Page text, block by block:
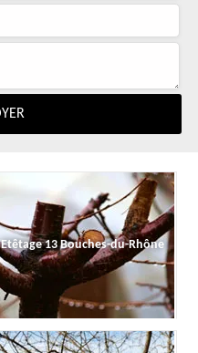
Etêtage 13 Bouches-du-Rhône